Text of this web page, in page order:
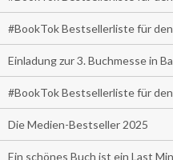
#BookTok Bestsellerliste für
Einladung zur 3. Buchmesse in
#BookTok Bestsellerliste für
Die Medien-Bestseller 2025
Ein schönes Buch ist ein Last